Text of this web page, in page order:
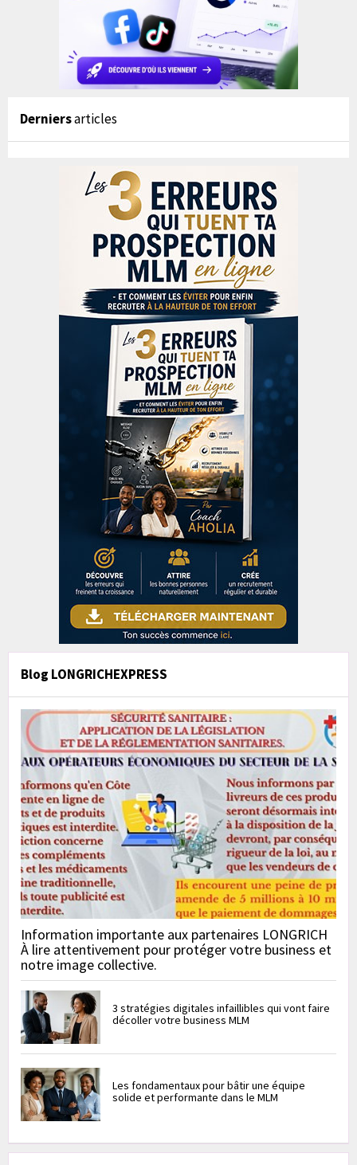
Derniersarticles
Blog LONGRICHEXPRESS
Information importante aux partenaires LONGRICH
À lire attentivement pour protéger votre business et
notre image collective.
3 stratégies digitales infaillibles qui vont faire
décoller votre business MLM
Les fondamentaux pour bâtir une équipe
solide et performante dans le MLM